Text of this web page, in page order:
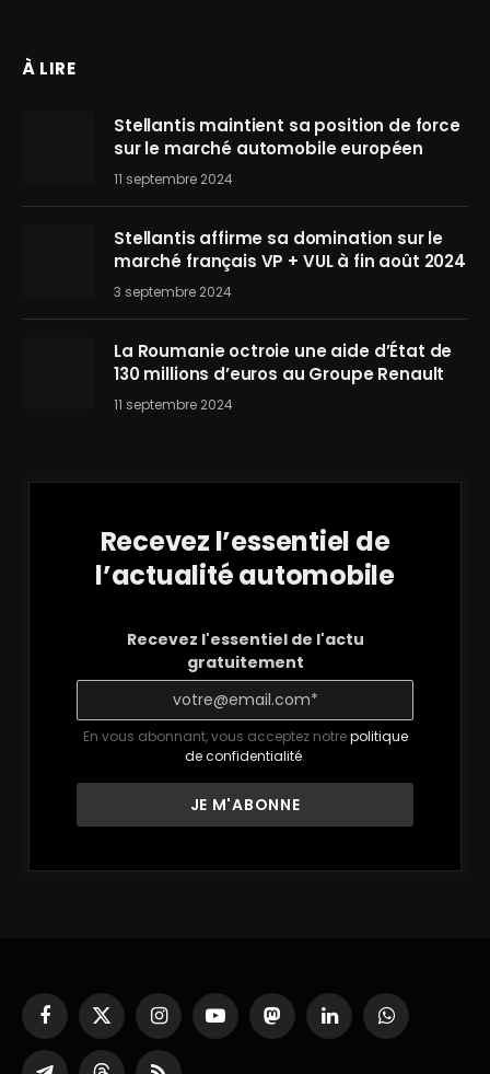
À LIRE
Stellantis maintient sa position de force
sur le marché automobile européen
11 septembre 2024
Stellantis affirme sa domination sur le
marché français VP + VUL à fin août 2024
3 septembre 2024
La Roumanie octroie une aide d’État de
130 millions d’euros au Groupe Renault
11 septembre 2024
Recevez l’essentiel de
l’actualité automobile
Recevez l'essentiel de l'actu
gratuitement
En vous abonnant, vous acceptez notrepolitique
de confidentialité.
Facebook
X
(Twitter)
InstagramYouTubeMastodonLinkedInWhatsApp